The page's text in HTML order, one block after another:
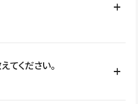
なります。詳しくは料金プランペ
用して更新範囲を設計しておく
態で運用できます。 さらにコン
てください。